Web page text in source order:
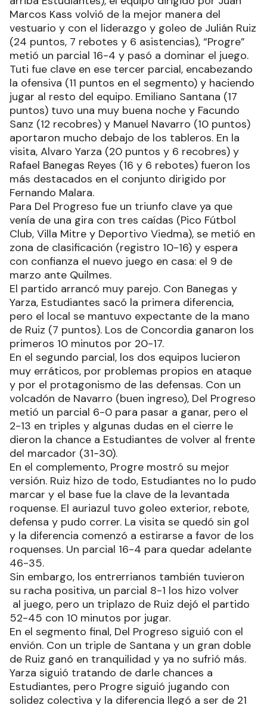
Marcos Kass volvió de la mejor manera del
vestuario y con el liderazgo y goleo de Julián Ruiz
(24 puntos, 7 rebotes y 6 asistencias), “Progre”
metió un parcial 16-4 y pasó a dominar el juego.
Tuti fue clave en ese tercer parcial, encabezando
la ofensiva (11 puntos en el segmento) y haciendo
jugar al resto del equipo. Emiliano Santana (17
puntos) tuvo una muy buena noche y Facundo
Sanz (12 recobres) y Manuel Navarro (10 puntos)
aportaron mucho debajo de los tableros. En la
visita, Alvaro Yarza (20 puntos y 6 recobres) y
Rafael Banegas Reyes (16 y 6 rebotes) fueron los
más destacados en el conjunto dirigido por
Fernando Malara.
Para Del Progreso fue un triunfo clave ya que
venía de una gira con tres caídas (Pico Fútbol
Club, Villa Mitre y Deportivo Viedma), se metió en
zona de clasificación (registro 10-16) y espera
con confianza el nuevo juego en casa: el 9 de
marzo ante Quilmes.
El partido arrancó muy parejo. Con Banegas y
Yarza, Estudiantes sacó la primera diferencia,
pero el local se mantuvo expectante de la mano
de Ruiz (7 puntos). Los de Concordia ganaron los
primeros 10 minutos por 20-17.
En el segundo parcial, los dos equipos lucieron
muy erráticos, por problemas propios en ataque
y por el protagonismo de las defensas. Con un
volcadón de Navarro (buen ingreso), Del Progreso
metió un parcial 6-0 para pasar a ganar, pero el
2-13 en triples y algunas dudas en el cierre le
dieron la chance a Estudiantes de volver al frente
del marcador (31-30).
En el complemento, Progre mostró su mejor
versión. Ruiz hizo de todo, Estudiantes no lo pudo
marcar y el base fue la clave de la levantada
roquense. El auriazul tuvo goleo exterior, rebote,
defensa y pudo correr. La visita se quedó sin gol
y la diferencia comenzó a estirarse a favor de los
roquenses. Un parcial 16-4 para quedar adelante
46-35.
Sin embargo, los entrerrianos también tuvieron
su racha positiva, un parcial 8-1 los hizo volver
al juego, pero un triplazo de Ruiz dejó el partido
52-45 con 10 minutos por jugar.
En el segmento final, Del Progreso siguió con el
envión. Con un triple de Santana y un gran doble
de Ruiz ganó en tranquilidad y ya no sufrió más.
Yarza siguió tratando de darle chances a
Estudiantes, pero Progre siguió jugando con
solidez colectiva y la diferencia llegó a ser de 21